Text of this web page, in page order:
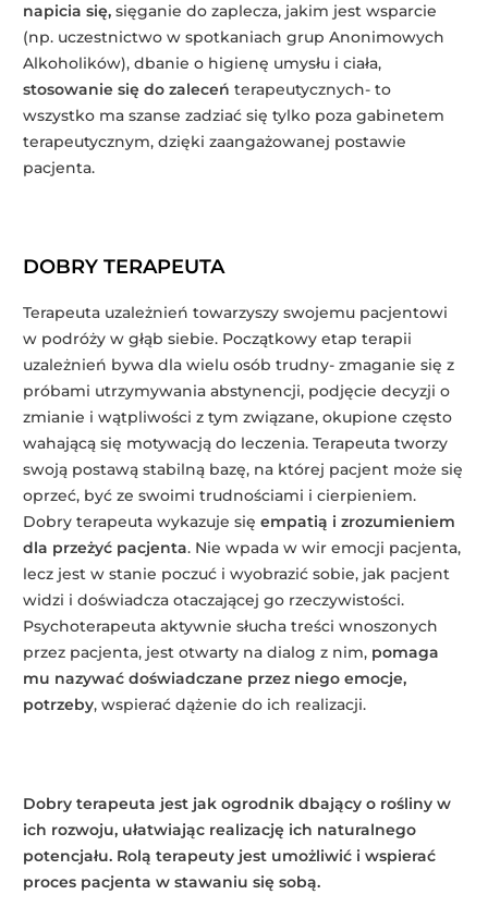
napicia się, sięganie do zaplecza, jakim jest wsparcie
(np. uczestnictwo w spotkaniach grup Anonimowych
Alkoholików), dbanie o higienę umysłu i ciała,
stosowanie się do zaleceń terapeutycznych- to
wszystko ma szanse zadziać się tylko poza gabinetem
terapeutycznym, dzięki zaangażowanej postawie
pacjenta.
DOBRY TERAPEUTA
Terapeuta uzależnień towarzyszy swojemu pacjentowi
w podróży w głąb siebie. Początkowy etap terapii
uzależnień bywa dla wielu osób trudny- zmaganie się z
próbami utrzymywania abstynencji, podjęcie decyzji o
zmianie i wątpliwości z tym związane, okupione często
wahającą się motywacją do leczenia. Terapeuta tworzy
swoją postawą stabilną bazę, na której pacjent może się
oprzeć, być ze swoimi trudnościami i cierpieniem.
Dobry terapeuta wykazuje sięempatią i zrozumieniem
dla przeżyć pacjenta. Nie wpada w wir emocji pacjenta,
lecz jest w stanie poczuć i wyobrazić sobie, jak pacjent
widzi i doświadcza otaczającej go rzeczywistości.
Psychoterapeuta aktywnie słucha treści wnoszonych
przez pacjenta, jest otwarty na dialog z nim, pomaga
mu nazywać doświadczane przez niego emocje,
potrzeby, wspierać dążenie do ich realizacji.
Dobry terapeuta jest jak ogrodnik dbający o rośliny w
ich rozwoju, ułatwiając realizację ich naturalnego
potencjału. Rolą terapeuty jest umożliwić i wspierać
proces pacjenta w stawaniu się sobą.